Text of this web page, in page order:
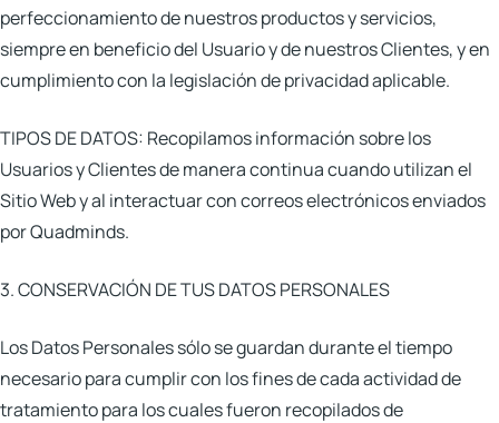
perfeccionamiento de nuestros productos y servicios,
siempre en beneficio del Usuario y de nuestros Clientes, y en
cumplimiento con la legislación de privacidad aplicable.
TIPOS DE DATOS: Recopilamos información sobre los
Usuarios y Clientes de manera continua cuando utilizan el
Sitio Web y al interactuar con correos electrónicos enviados
por Quadminds.
3. CONSERVACIÓN DE TUS DATOS PERSONALES
Los Datos Personales sólo se guardan durante el tiempo
necesario para cumplir con los fines de cada actividad de
tratamiento para los cuales fueron recopilados de